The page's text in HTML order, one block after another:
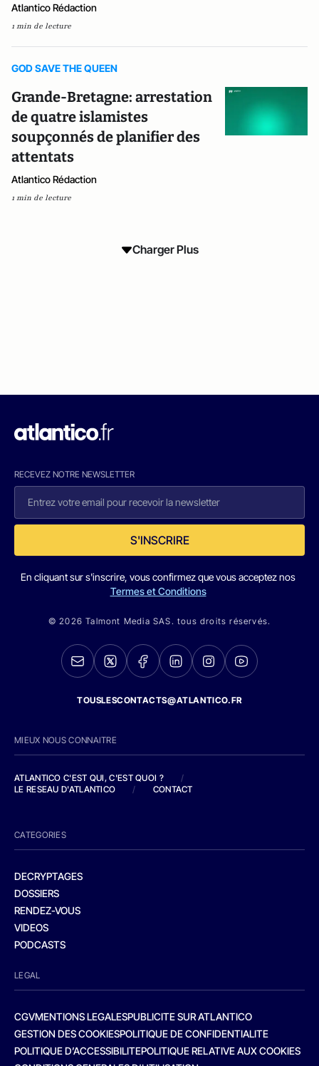
Atlantico Rédaction
1 min de lecture
GOD SAVE THE QUEEN
Grande-Bretagne: arrestation
de quatre islamistes
soupçonnés de planifier des
attentats
Atlantico Rédaction
1 min de lecture
Charger Plus
RECEVEZ NOTRE NEWSLETTER
S'INSCRIRE
En cliquant sur s'inscrire, vous confirmez que vous acceptez nos
Termes et Conditions
© 2026 Talmont Media SAS. tous droits réservés.
TOUSLESCONTACTS@ATLANTICO.FR
MIEUX NOUS CONNAITRE
ATLANTICO C'EST QUI, C'EST QUOI ?
/
LE RESEAU D'ATLANTICO
/ CONTACT
CATEGORIES
DECRYPTAGES
DOSSIERS
RENDEZ-VOUS
VIDEOS
PODCASTS
LEGAL
CGVMENTIONS LEGALESPUBLICITE SUR ATLANTICO
GESTION DES COOKIESPOLITIQUE DE CONFIDENTIALITE
POLITIQUE D’ACCESSIBILITEPOLITIQUE RELATIVE AUX COOKIES